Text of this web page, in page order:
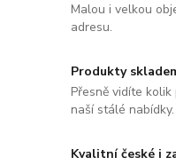
Malou i velkou
adresu.
Produkty
Přesně vidíte
naší stálé nabídky.
Kvalitní české i